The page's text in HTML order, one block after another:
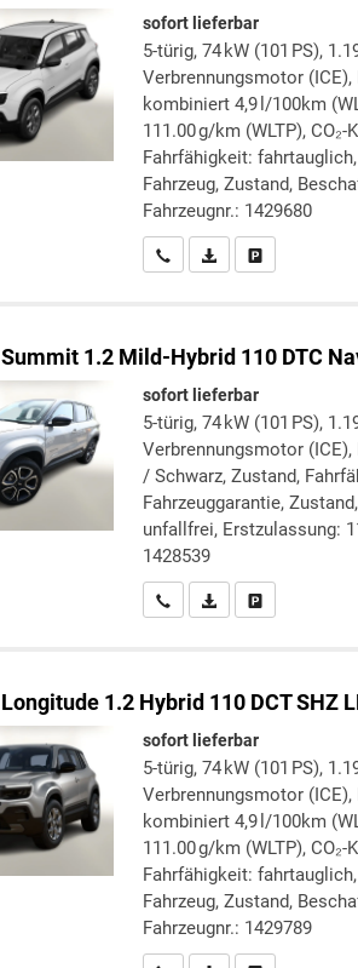
sofort lieferbar
5-türig, 74 kW (101 PS),
Verbrennungsmotor
kombiniert 4,9 l/100km
111.00 g/km (WLTP),
Fahrfähigkeit:
Fahrzeug, Zustand,
Fahrzeugnr.: 1429680
Wir rufen Sie an
PDF-Datei,Drucken,
Summit 1.2 Mild-Hybrid 110 DTC
sofort lieferbar
5-türig, 74 kW (101 PS),
Verbrennungsmotor
/ Schwarz, Zustand,
Fahrzeuggarantie,
unfallfrei, Erstzulassung:
1428539
Wir rufen Sie an
PDF-Datei,Drucken,
Longitude 1.2 Hybrid 110 DCT SHZ
sofort lieferbar
5-türig, 74 kW (101 PS),
Verbrennungsmotor
kombiniert 4,9 l/100km
111.00 g/km (WLTP),
Fahrfähigkeit:
Fahrzeug, Zustand,
Fahrzeugnr.: 1429789